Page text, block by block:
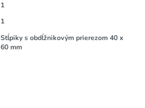
1
1
Stĺpiky s obdĺžnikovým prierezom 40 x
60 mm